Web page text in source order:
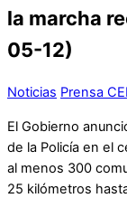
la marcha
05-12)
Noticias Prensa
El Gobierno
de la Policía en el
al menos 300
25 kilómetros